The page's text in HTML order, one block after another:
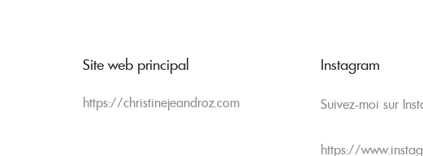
Site web principal
https://christinejeandroz.com
Instagram
Suivez-moi sur
https://